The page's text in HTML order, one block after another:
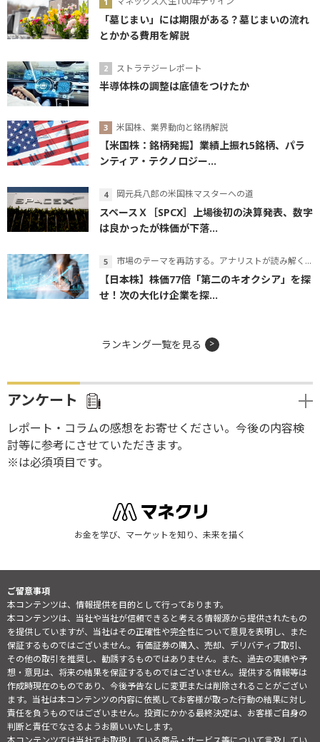
「墓じまい」には期限がある？墓じまいの流れ
とかかる費用を解説
ストラテジーレポート
半導体株の調整は底値をつけたか
米国株、業界動向と銘柄解説
【米国株：銘柄発掘】業績上振れ5銘柄、パラ
ンティア・テクノロジー...
岡元兵八郎の米国株マスターへの道
スペースＸ［SPCX］上場後初の決算発表、数字
は良かったが株価が下落...
市場のテーマを再訪する。アナリストが読み解くテーマの本質
【日本株】株価77倍「第二のキオクシア」を探
せ！次の大化け企業を探...
ランキング一覧を見る
アンケート
レポート・コラムの感想をお寄せください。今後の内容検
討等に参考にさせていただきます。
※は必須項目です。
お金を学び、マーケットを知り、未来を描く
ご留意事項
本コンテンツは、情報提供を目的として行っております。
本コンテンツは、当社や当社が信頼できると考える情報源から提供されたもの
を提供していますが、当社はその正確性や完全性について意見を表明し、また
保証するものではございません。有価証券の購入、売却、デリバティブ取引、
その他の取引を推奨し、勧誘するものではありません。また、過去の実績や予
想・意見は、将来の結果を保証するものではございません。提供する情報等は
作成時現在のものであり、今後予告なしに変更または削除されることがござい
ます。当社は本コンテンツの内容に依拠してお客様が取った行動の結果に対し
責任を負うものではございません。投資にかかる最終決定は、お客様ご自身の
判断と責任でなさるようお願いいたします。